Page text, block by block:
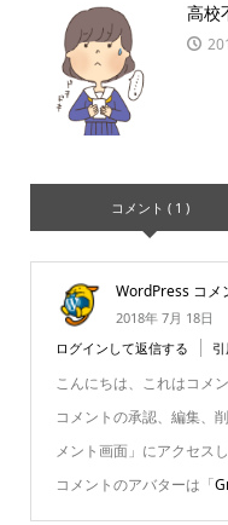
高校
コメント ( 1 )
WordPress コメ
2018年 7月 18日
ログインして返信する
こんにちは、これはコメン
コメントの承認、編集、
メント画面」にアクセス
コメントのアバターは「